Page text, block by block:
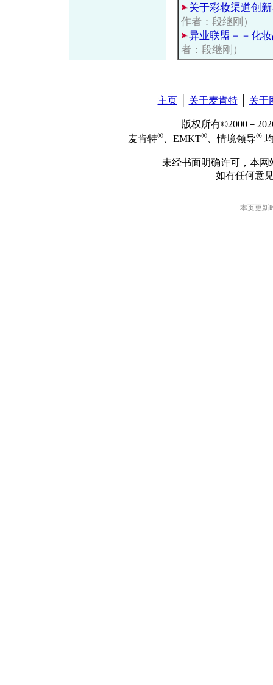
关于彩妆渠道创
作者：段继刚）
异业联盟－－化
者：段继刚）
主页│ 关于麦肯特│ 关于
版权所有©2000－
麦肯特® 、EMKT® 、情境领导®
未经书面明确许可，本
如有任何意
本页更新